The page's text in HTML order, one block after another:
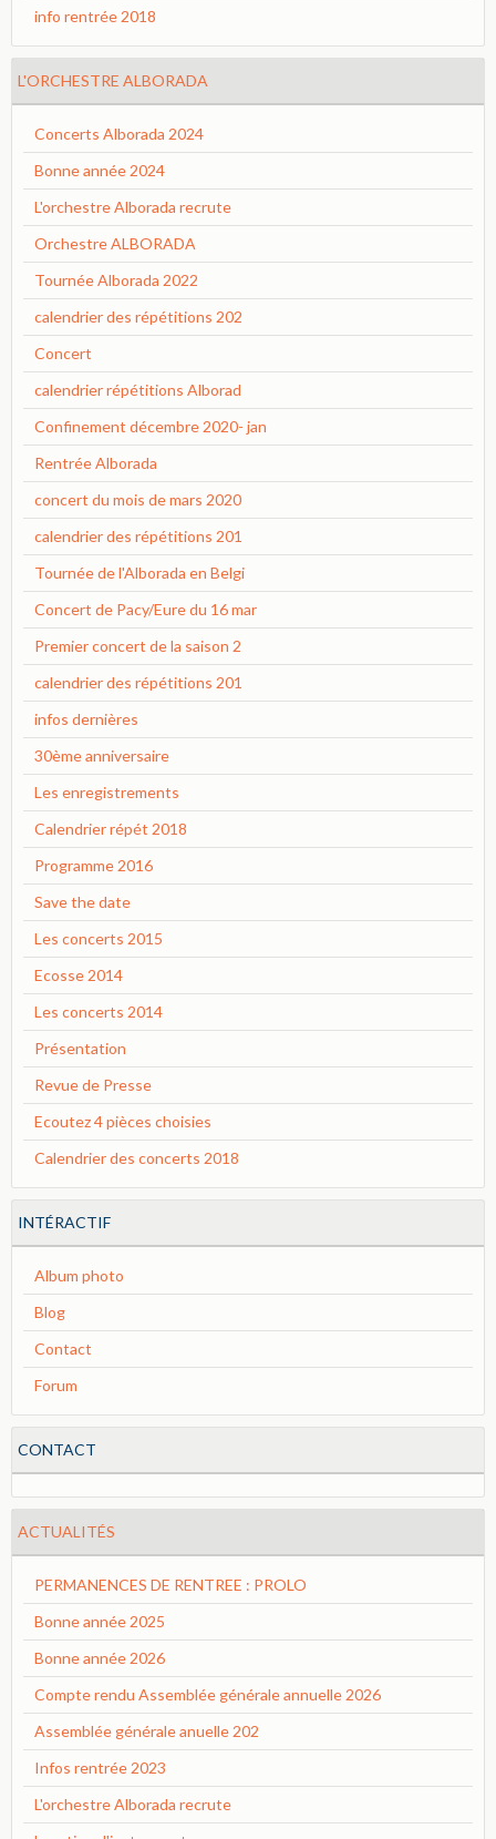
info rentrée 2018
L'ORCHESTRE ALBORADA
Concerts Alborada 2024
Bonne année 2024
L'orchestre Alborada recrute
Orchestre ALBORADA
Tournée Alborada 2022
calendrier des répétitions 202
Concert
calendrier répétitions Alborad
Confinement décembre 2020- jan
Rentrée Alborada
concert du mois de mars 2020
calendrier des répétitions 201
Tournée de l'Alborada en Belgi
Concert de Pacy/Eure du 16 mar
Premier concert de la saison 2
calendrier des répétitions 201
infos dernières
30ème anniversaire
Les enregistrements
Calendrier répét 2018
Programme 2016
Save the date
Les concerts 2015
Ecosse 2014
Les concerts 2014
Présentation
Revue de Presse
Ecoutez 4 pièces choisies
Calendrier des concerts 2018
INTÉRACTIF
Album photo
Blog
Contact
Forum
CONTACT
ACTUALITÉS
PERMANENCES DE RENTREE : PROLO
Bonne année 2025
Bonne année 2026
Compte rendu Assemblée générale annuelle 2026
Assemblée générale anuelle 202
Infos rentrée 2023
L'orchestre Alborada recrute